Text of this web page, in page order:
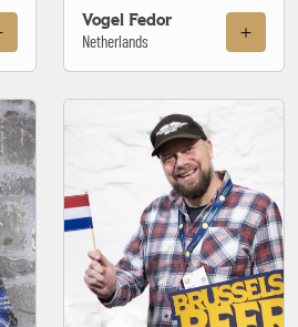
Vogel Fedor
Netherlands